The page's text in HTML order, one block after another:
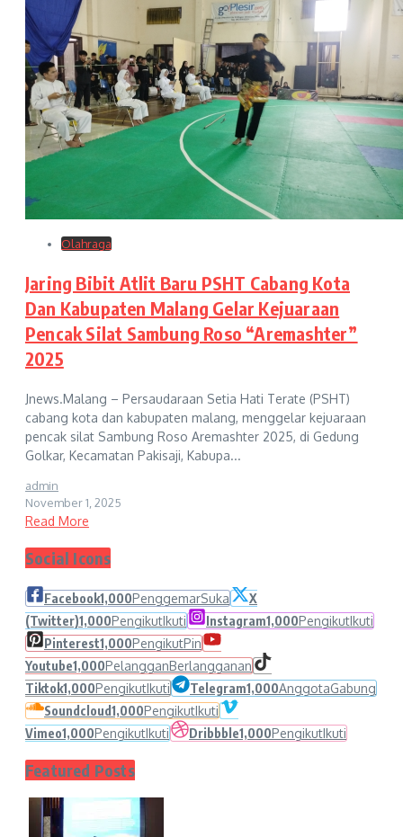
Olahraga
Jaring Bibit Atlit Baru PSHT Cabang Kota
Dan Kabupaten Malang Gelar Kejuaraan
Pencak Silat Sambung Roso “Aremashter”
2025
Jnews.Malang – Persaudaraan Setia Hati Terate (PSHT)
cabang kota dan kabupaten malang, menggelar kejuaraan
pencak silat Sambung Roso Aremashter 2025, di Gedung
Golkar, Kecamatan Pakisaji, Kabupa...
admin
November 1, 2025
Read More
Social Icons
Facebook1,000PenggemarSuka
X
(Twitter)1,000PengikutIkuti Instagram1,000PengikutIkuti
Pinterest1,000PengikutPin
Youtube1,000PelangganBerlangganan
Tiktok1,000PengikutIkuti Telegram1,000AnggotaGabung
Soundcloud1,000PengikutIkuti
Vimeo1,000PengikutIkuti Dribbble1,000PengikutIkuti
Featured Posts